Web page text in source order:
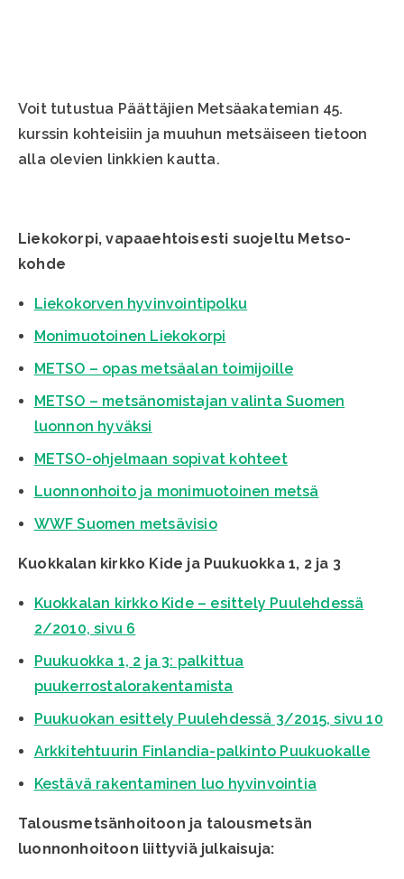
Voit tutustua Päättäjien Metsäakatemian 45.
kurssin kohteisiin ja muuhun metsäiseen tietoon
alla olevien linkkien kautta.
Liekokorpi, vapaaehtoisesti suojeltu Metso-
kohde
Liekokorven hyvinvointipolku
Monimuotoinen Liekokorpi
METSO – opas metsäalan toimijoille
METSO – metsänomistajan valinta Suomen
luonnon hyväksi
METSO-ohjelmaan sopivat kohteet
Luonnonhoito ja monimuotoinen metsä
WWF Suomen metsävisio
Kuokkalan kirkko Kide ja Puukuokka 1, 2 ja 3
Kuokkalan kirkko Kide – esittely Puulehdessä
2/2010, sivu 6
Puukuokka 1, 2 ja 3: palkittua
puukerrostalorakentamista
Puukuokan esittely Puulehdessä 3/2015, sivu 10
Arkkitehtuurin Finlandia-palkinto Puukuokalle
Kestävä rakentaminen luo hyvinvointia
Talousmetsänhoitoon ja talousmetsän
luonnonhoitoon liittyviä julkaisuja: